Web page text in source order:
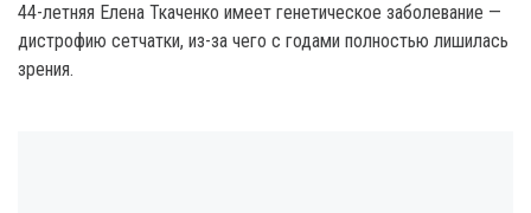
44-летняя Елена Ткаченко имеет генетическое заболевание —
дистрофию сетчатки, из-за чего с годами полностью лишилась
зрения.